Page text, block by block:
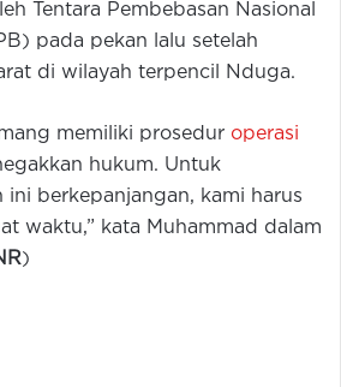
Tentara Pembebasan Nasional
pada pekan lalu setelah
di wilayah terpencil Nduga.
memiliki prosedur operasi
hukum. Untuk
ini berkepanjangan, kami harus
waktu,” kata Muhammad dalam
)